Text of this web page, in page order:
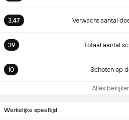
3.47 Verwacht aantal
39 Totaal aantal
10 Schoten op
Alles
Werkelijke speeltijd